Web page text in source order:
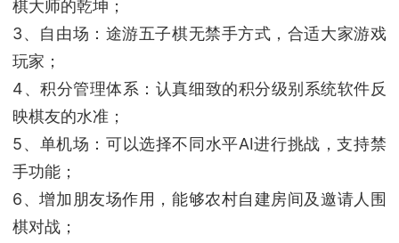
棋大师的乾坤；
3、自由场：途游五子棋无禁手方式，合适大家游戏
玩家；
4、积分管理体系：认真细致的积分级别系统软件反
映棋友的水准；
5、单机场：可以选择不同水平AI进行挑战，支持禁
手功能；
6、增加朋友场作用，能够农村自建房间及邀请人围
棋对战；